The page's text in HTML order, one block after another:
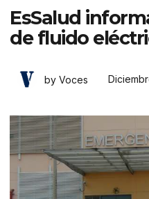
EsSalud
de fluido
by Voces